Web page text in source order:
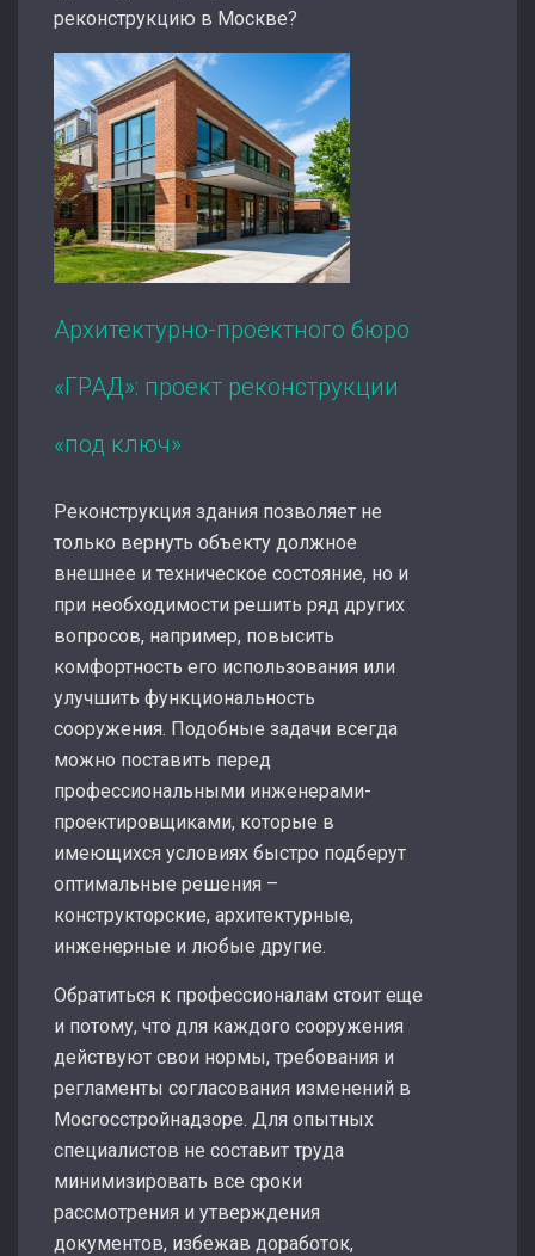
реконструкцию в Москве?
Архитектурно-проектного бюро
«ГРАД»: проект реконструкции
«под ключ»
Реконструкция здания позволяет не
только вернуть объекту должное
внешнее и техническое состояние, но и
при необходимости решить ряд других
вопросов, например, повысить
комфортность его использования или
улучшить функциональность
сооружения. Подобные задачи всегда
можно поставить перед
профессиональными инженерами-
проектировщиками, которые в
имеющихся условиях быстро подберут
оптимальные решения –
конструкторские, архитектурные,
инженерные и любые другие.
Обратиться к профессионалам стоит еще
и потому, что для каждого сооружения
действуют свои нормы, требования и
регламенты согласования изменений в
Мосгосстройнадзоре. Для опытных
специалистов не составит труда
минимизировать все сроки
рассмотрения и утверждения
документов, избежав доработок,